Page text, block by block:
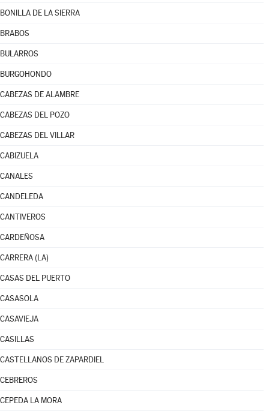
BONILLA DE LA SIERRA
BRABOS
BULARROS
BURGOHONDO
CABEZAS DE ALAMBRE
CABEZAS DEL POZO
CABEZAS DEL VILLAR
CABIZUELA
CANALES
CANDELEDA
CANTIVEROS
CARDEÑOSA
CARRERA (LA)
CASAS DEL PUERTO
CASASOLA
CASAVIEJA
CASILLAS
CASTELLANOS DE ZAPARDIEL
CEBREROS
CEPEDA LA MORA